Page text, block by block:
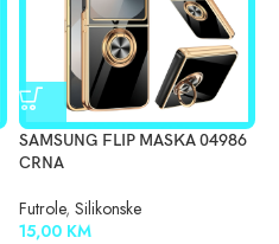
SAMSUNG FLIP MASKA 04986
CRNA
Futrole, Silikonske
15,00 KM